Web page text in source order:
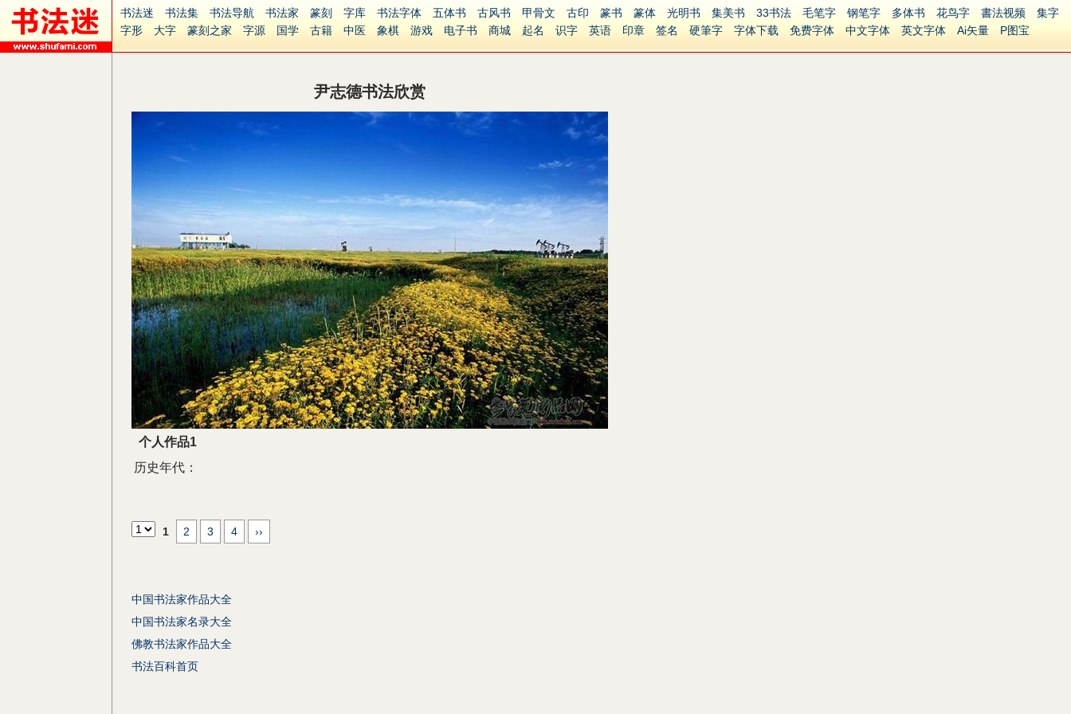
书法迷 书法集 书法导航 书法家 篆刻 字库 书法字体 五体书 古风书 甲骨文 古印 篆书 篆体 光明书 集美书 33书法 毛笔字 钢笔字 多体书 花鸟字 書法视频
集字
字形
大字 篆刻之家 字源 国学 古籍 中医 象棋 游戏 电子书 商城 起名 识字 英语 印章 签名 硬筆字 字体下载 免费字体 中文字体 英文字体 Ai矢量
P图宝
尹志德书法欣赏
个人作品1
历史年代：
1 2 3 4 ››
中国书法家作品大全
中国书法家名录大全
佛教书法家作品大全
书法百科首页